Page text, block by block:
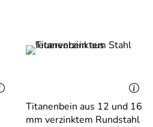
Titanenbein aus 12 und 16
mm verzinktem Rundstahl